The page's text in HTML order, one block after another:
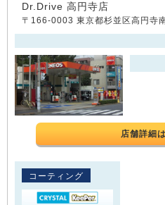
Dr.Drive 高円寺店
〒166-0003 東京都杉並区高円寺
店舗詳細
コーティング